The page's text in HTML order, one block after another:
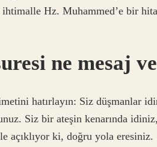
ihtimalle Hz. Muhammed’e bir
ne mesaj
hatırlayın: Siz düşmanlar
Siz bir ateşin kenarında
açıklıyor ki, doğru yola eresiniz.